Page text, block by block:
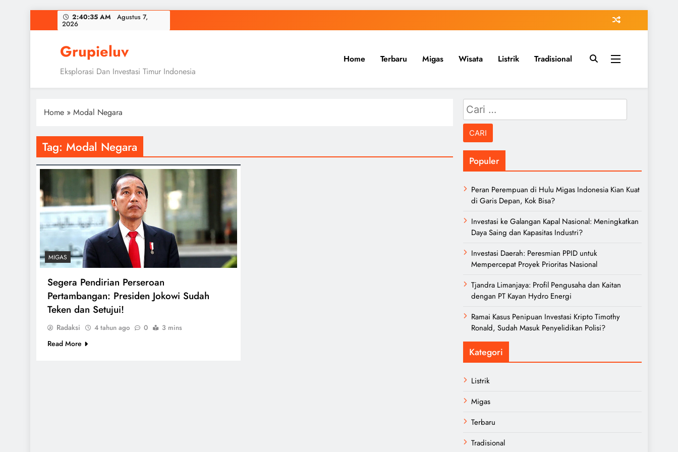
to
2:40:35 AM Agustus 7,
2026
Grupieluv
Eksplorasi Dan Investasi Timur Indonesia
Home Terbaru Migas Wisata Listrik Tradisional
Home » Modal Negara
Tag: Modal Negara
MIGAS
Segera Pendirian Perseroan
Pertambangan: Presiden Jokowi Sudah
Teken dan Setujui!
Radaksi 4 tahun ago 0 3 mins
Read More
Cari
untuk:
Populer
Peran Perempuan di Hulu Migas Indonesia Kian Kuat
di Garis Depan, Kok Bisa?
Investasi ke Galangan Kapal Nasional: Meningkatkan
Daya Saing dan Kapasitas Industri?
Investasi Daerah: Peresmian PPID untuk
Mempercepat Proyek Prioritas Nasional
Tjandra Limanjaya: Profil Pengusaha dan Kaitan
dengan PT Kayan Hydro Energi
Ramai Kasus Penipuan Investasi Kripto Timothy
Ronald, Sudah Masuk Penyelidikan Polisi?
Kategori
Listrik
Migas
Terbaru
Tradisional